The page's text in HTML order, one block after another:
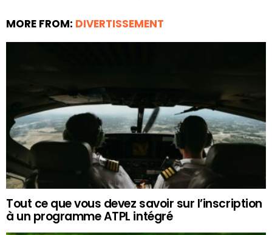
MORE FROM: DIVERTISSEMENT
Tout ce que vous devez savoir sur l’inscription
à un programme ATPL intégré